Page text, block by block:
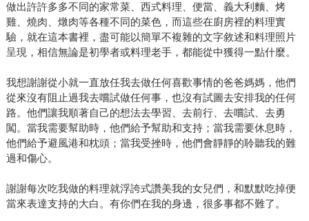
做出許許多多不同的家常菜、西式料理、便當、義大利麵、烤
雞、燒肉、燉肉等各種不同的菜色，而這些在廚房裡的料理實
驗，就在這本書裡，盡可能以簡單不複雜的文字敘述和料理照片
呈現，相信無論是初學者或料理老手，都能從中獲得一點什麼。
我想謝謝從小就一直放任我去做任何喜歡事情的爸爸媽媽，他們
從來沒有阻止過我去嚐試做任何事，也沒有試圖去安排我的任何
路。他們讓我順著自己的想法去學習、去前行、去嚐試、去勇
闖。當我需要幫助時，他們給予幫助和支持；當我需要休息時，
他們給予避風港和枕頭；當我受挫時，他們會靜靜的聆聽我的難
過和傷心。
謝謝每次吃我做的料理就浮誇式讚美我的女兒們，和默默吃掉便
當來表達支持的大白。有你們在我的身邊，很多事都不難了。